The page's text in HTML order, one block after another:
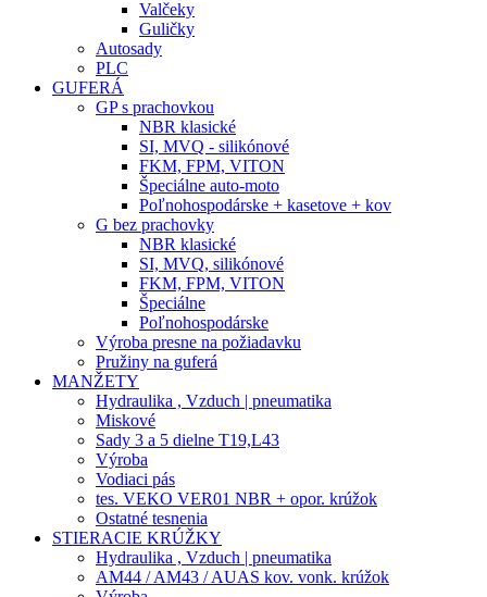
Valčeky
Guličky
Autosady
PLC
GUFERÁ
GP s prachovkou
NBR klasické
SI, MVQ - silikónové
FKM, FPM, VITON
Špeciálne auto-moto
Poľnohospodárske + kasetove + kov
G bez prachovky
NBR klasické
SI, MVQ, silikónové
FKM, FPM, VITON
Špeciálne
Poľnohospodárske
Výroba presne na požiadavku
Pružiny na guferá
MANŽETY
Hydraulika , Vzduch | pneumatika
Miskové
Sady 3 a 5 dielne T19,L43
Výroba
Vodiaci pás
tes. VEKO VER01 NBR + opor. krúžok
Ostatné tesnenia
STIERACIE KRÚŽKY
Hydraulika , Vzduch | pneumatika
AM44 / AM43 / AUAS kov. vonk. krúžok